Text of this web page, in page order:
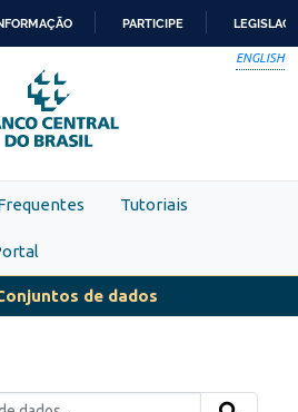
PARA
O
CONTEÚDO
PARTICIPE
ENGLISH
Tutoriais
de dados